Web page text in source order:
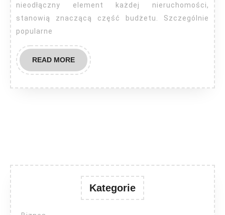
nieodłączny element każdej nieruchomości,
stanowią znaczącą część budżetu. Szczególnie
popularne
READ MOREREAD
MORE
Kategorie